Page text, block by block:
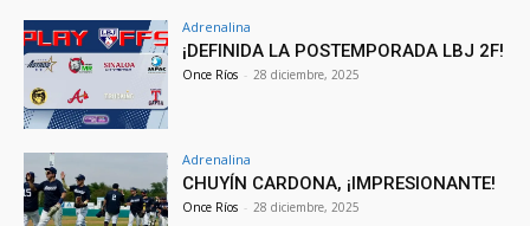
Adrenalina
¡DEFINIDA LA POSTEMPORADA LBJ 2F!
Once Ríos - 28 diciembre, 2025
Adrenalina
CHUYÍN CARDONA, ¡IMPRESIONANTE!
Once Ríos - 28 diciembre, 2025